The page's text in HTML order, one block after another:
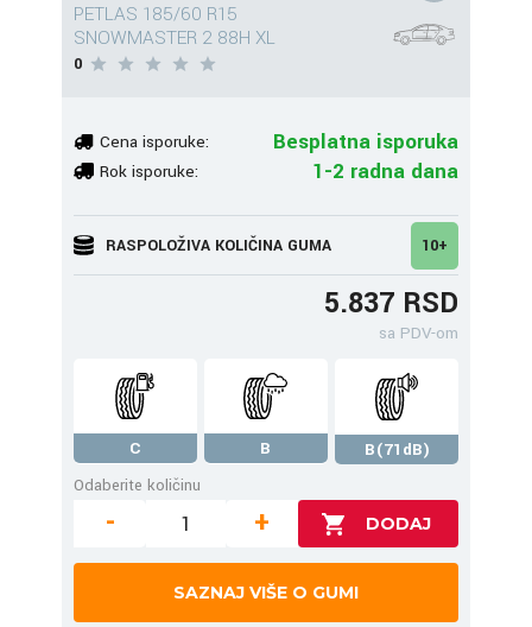
PETLAS 185/60 R15
SNOWMASTER 2 88H XL
0
Cena isporuke: Besplatna isporuka
Rok isporuke: 1-2 radna dana
RASPOLOŽIVA KOLIČINA GUMA 10+
5.837 RSD
sa PDV-om
C B
B(71dB)
Odaberite količinu
- +
SAZNAJ VIŠE O GUMI